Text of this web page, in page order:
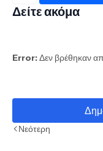
Δείτε ακόμα
Error:Δεν βρέθηκαν
Νεότερη